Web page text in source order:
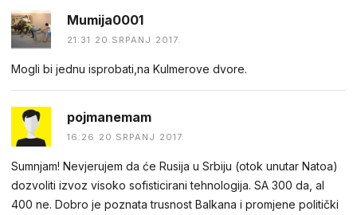
Mumija0001
21:31 20.SRPANJ 2017.
Mogli bi jednu isprobati,na Kulmerove dvore.
pojmanemam
16:26 20.SRPANJ 2017.
Sumnjam! Nevjerujem da će Rusija u Srbiju (otok unutar Natoa)
dozvoliti izvoz visoko sofisticirani tehnologija. SA 300 da, al
400 ne. Dobro je poznata trusnost Balkana i promjene politički